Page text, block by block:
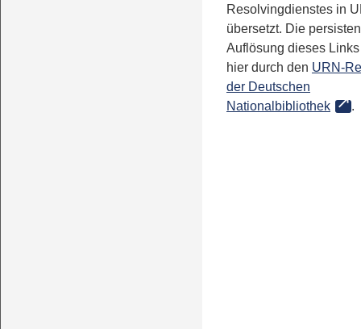
Resolvingdienstes in
übersetzt. Die
Auflösung dieses
hier durch den URN-
der Deutschen
Nationalbibliothek
.